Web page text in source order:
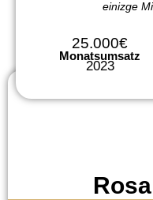
einizge
25.000€
Monatsumsatz
2023